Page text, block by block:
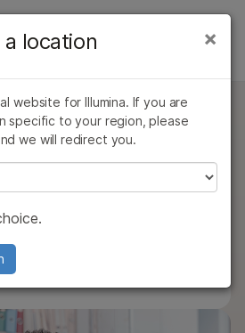
(RUO 버전)
리량 차세대 시퀀싱 assay를
연변이를 검출하여 새로운
식별하고 추적할 수 있습니다.
Test (Research Use Only)
×
location
website for Illumina. If you are
specific to your region, please
we will redirect you.
분야를 선택해 주세요:
×
임상 종양학 연구
생식 보건 연구
유전 및 희귀 질환